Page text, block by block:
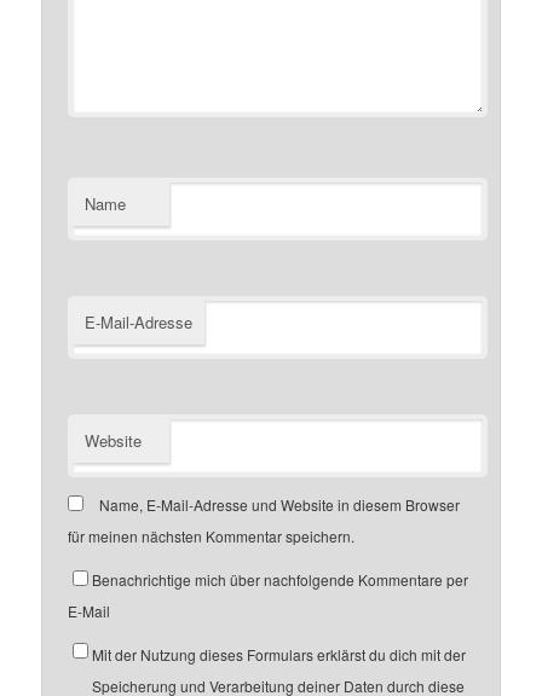
Name
E-Mail-Adresse
Website
Name, E-Mail-Adresse und Website in diesem Browser
für meinen nächsten Kommentar speichern.
Benachrichtige mich über nachfolgende Kommentare per
E-Mail
Mit der Nutzung dieses Formulars erklärst du dich mit der
Speicherung und Verarbeitung deiner Daten durch diese